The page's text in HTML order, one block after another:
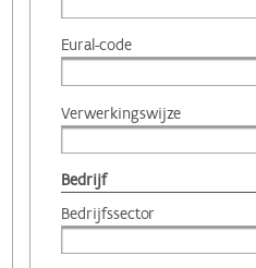
Eural-code
Verwerkingswijze
Bedrijf
Bedrijfssector